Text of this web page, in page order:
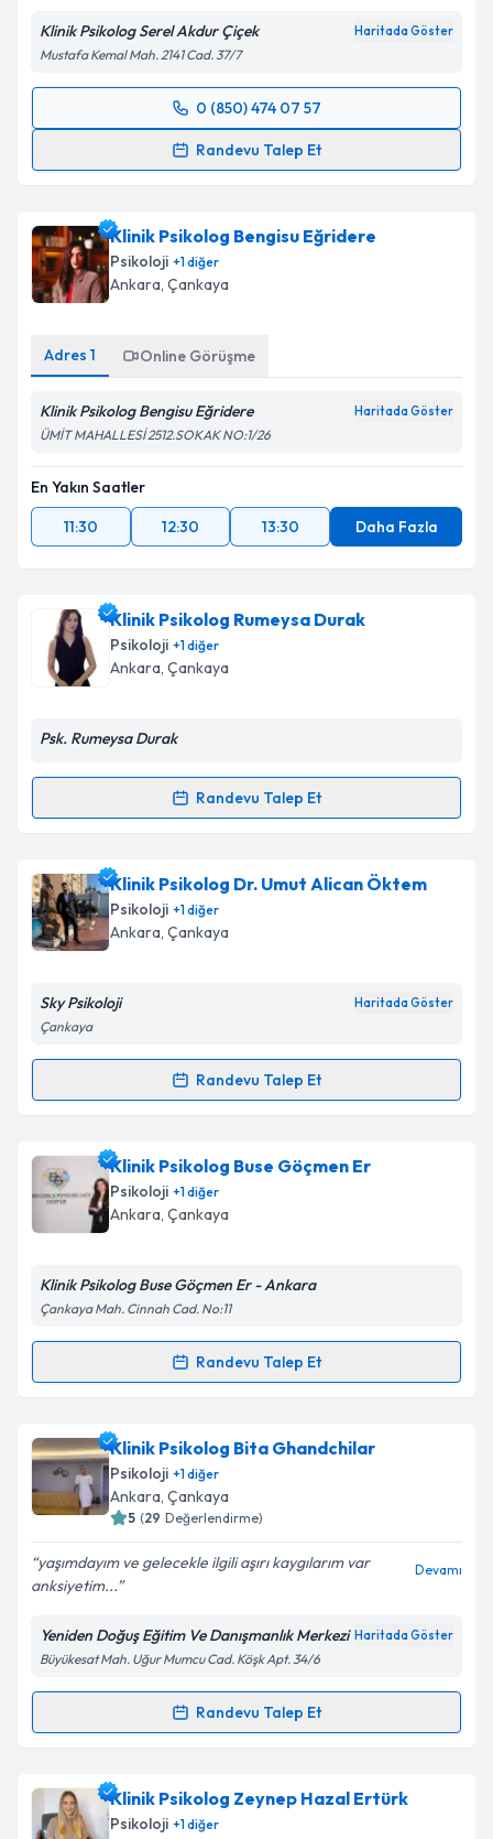
Klinik Psikolog Serel Akdur Çiçek Haritada Göster
Mustafa Kemal Mah. 2141 Cad. 37/7
0 (850) 474 07 57
Randevu Talep Et
Randevu Takvimi Talebi
almanız için bir takvim hazırlandığında e-posta ile
bilgilendireceğiz.
E-posta Adresiniz
Kişisel verilerimin işlenmesine ilişkin
Aydınlatma
Metni'ni okudum ve kişisel verilerimin belirtilen
Takvim Talebini Gönder
Klinik Psikolog Bengisu Eğridere
Psikoloji +1diğer
Ankara, Çankaya
Adres 1 Online Görüşme
Klinik Psikolog Bengisu Eğridere Haritada Göster
ÜMİT MAHALLESİ 2512.SOKAK NO:1/26
En Yakın Saatler
11:30
12:30 13:30 Daha Fazla
Klinik Psikolog Rumeysa Durak
Psikoloji +1diğer
Ankara, Çankaya
Psk. Rumeysa Durak
Randevu Talep Et
Randevu Takvimi Talebi
Klinik Psikolog Rumeysa Durak için randevu takvimi
talebi oluşturun. Size bu uzmandan randevu almanız
için bir takvim hazırlandığında e-posta ile
bilgilendireceğiz.
Kişisel verilerimin işlenmesine ilişkinAydınlatma
kapsamda işlenmesini kabul ediyorum.
Takvim Talebini Gönder
Klinik Psikolog Dr. Umut Alican Öktem
Psikoloji +1diğer
Ankara, Çankaya
Sky Psikoloji Haritada Göster
Çankaya
Randevu Talep Et
Randevu Takvimi Talebi
Klinik Psikolog Dr. Umut Alican Öktemiçin
randevu takvimi talebi oluşturun. Size bu uzmandan
randevu almanız için bir takvim hazırlandığında e-
posta ile bilgilendireceğiz.
Kişisel verilerimin işlenmesine ilişkinAydınlatma
kapsamda işlenmesini kabul ediyorum.
Takvim Talebini Gönder
Klinik Psikolog Buse Göçmen Er
Psikoloji +1diğer
Ankara, Çankaya
Klinik Psikolog Buse Göçmen Er - Ankara
Çankaya Mah. Cinnah Cad. No:11
Randevu Talep Et
Randevu Takvimi Talebi
Klinik Psikolog Buse Göçmen Eriçin randevu
takvimi talebi oluşturun. Size bu uzmandan randevu
almanız için bir takvim hazırlandığında e-posta ile
bilgilendireceğiz.
E-posta Adresiniz
Kişisel verilerimin işlenmesine ilişkin
Metni'ni okudum ve kişisel verilerimin belirtilen
kapsamda işlenmesini kabul ediyorum.
Klinik Psikolog Bita Ghandchilar
Psikoloji +1diğer
Ankara, Çankaya
5 (29 Değerlendirme)
yaşımdayım ve gelecekle ilgili aşırı kaygılarım var
anksiyetim...
Devamı
Yeniden Doğuş Eğitim Ve Danışmanlık Merkezi Haritada Göster
Büyükesat Mah. Uğur Mumcu Cad. Köşk Apt. 34/6
Randevu Talep Et
Randevu Takvimi Talebi
Klinik Psikolog Bita Ghandchilariçin randevu
takvimi talebi oluşturun. Size bu uzmandan randevu
Klinik Psikolog Zeynep Hazal Ertürk
Psikoloji +1diğer